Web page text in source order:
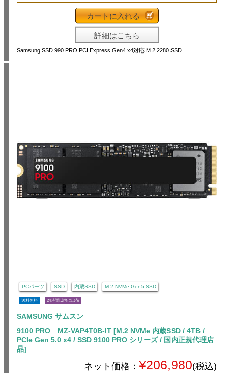
カートに入れる
詳細はこちら
Samsung SSD 990 PRO PCI Express Gen4 x4対応 M.2 2280 SSD
PCパーツ SSD 内蔵SSD M.2 NVMe Gen5 SSD
送料無料 24時間以内に出荷
SAMSUNG サムスン
9100 PRO MZ-VAP4T0B-IT [M.2 NVMe 内蔵SSD / 4TB /
PCIe Gen 5.0 x4 / SSD 9100 PRO シリーズ / 国内正規代理店
品]
ネット価格： ¥206,980(税込)